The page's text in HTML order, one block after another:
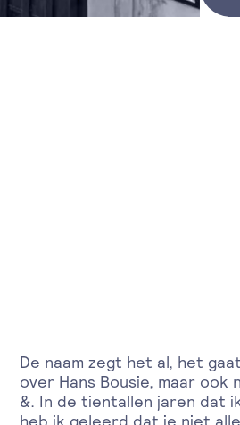
De naam zegt het al, het
over Hans Bousie, maar ook
&. In de tientallen jaren dat